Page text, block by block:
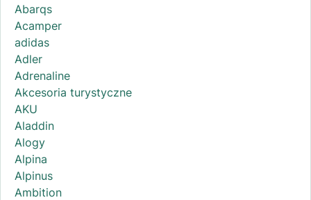
Abarqs
Acamper
adidas
Adler
Adrenaline
Akcesoria turystyczne
AKU
Aladdin
Alogy
Alpina
Alpinus
Ambition